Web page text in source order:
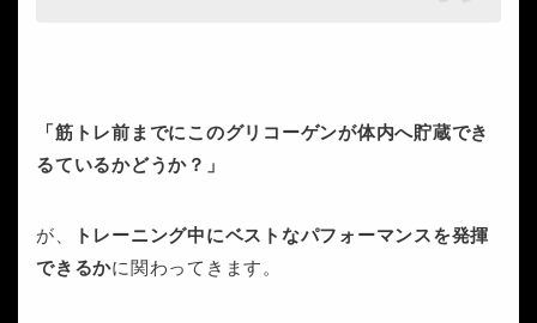
「筋トレ前までにこのグリコーゲンが体内へ貯蔵でき
るているかどうか？」
が、
トレーニング中にベストなパフォーマンスを発揮
できるかに関わってきます。